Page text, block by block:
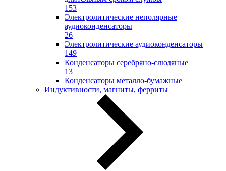
153
Электролитические неполярные
аудиоконденсаторы
26
Электролитические аудиоконденсаторы
149
Конденсаторы серебряно-слюдяные
13
Конденсаторы металло-бумажные
Индуктивности, магниты, ферриты